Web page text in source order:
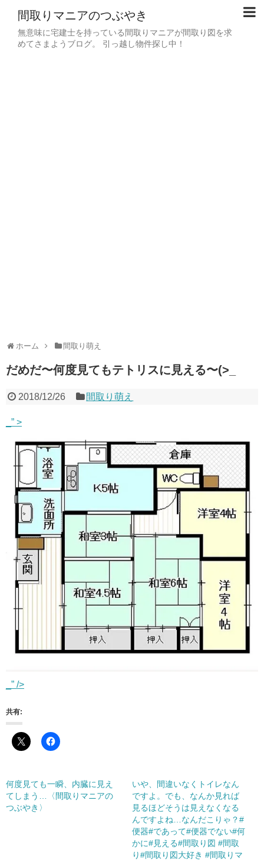
間取りマニアのつぶやき
無意味に宅建士を持っている間取りマニアが間取り図を求
めてさまようブログ。 引っ越し物件探し中！
ホーム 間取り萌え
だめだ〜何度見てもテトリスに見える〜(>_
2018/12/26 間取り萌え
_” >
_” />
共有:
何度見ても一瞬、内臓に見え
てしまう…〈間取りマニアの
つぶやき〉
いや、間違いなくトイレなん
ですよ。でも、なんか見れば
見るほどそうは見えなくなる
んですよね…なんだこりゃ？#
便器#であって#便器でない#何
かに#見える#間取り図 #間取
り#間取り図大好き #間取りマ